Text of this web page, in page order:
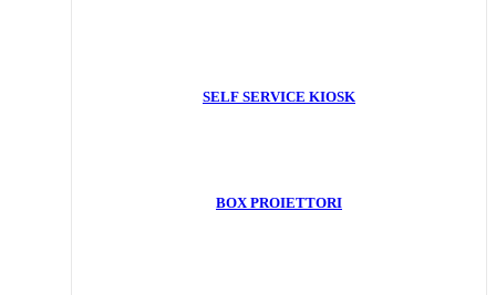
SELF SERVICE KIOSK
BOX PROIETTORI